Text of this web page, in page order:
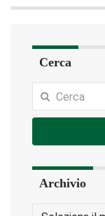
Cerca
Archivio